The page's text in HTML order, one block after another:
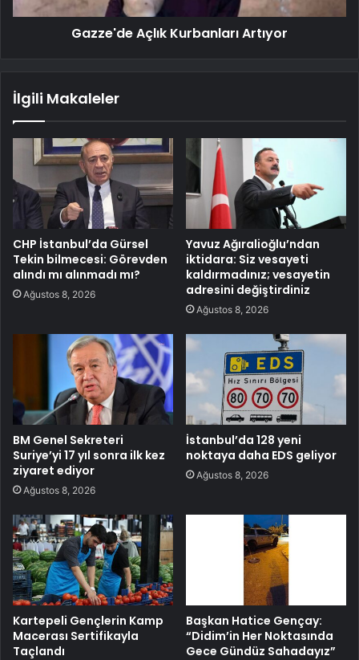
Gazze'de Açlık Kurbanları Artıyor
İlgili Makaleler
CHP İstanbul’da Gürsel
Tekin bilmecesi: Görevden
alındı mı alınmadı mı?
Ağustos 8, 2026
Yavuz Ağıralioğlu’ndan
iktidara: Siz vesayeti
kaldırmadınız; vesayetin
adresini değiştirdiniz
Ağustos 8, 2026
BM Genel Sekreteri
Suriye’yi 17 yıl sonra ilk kez
ziyaret ediyor
Ağustos 8, 2026
İstanbul’da 128 yeni
noktaya daha EDS geliyor
Ağustos 8, 2026
Kartepeli Gençlerin Kamp
Macerası Sertifikayla
Taçlandı
Başkan Hatice Gençay:
“Didim’in Her Noktasında
Gece Gündüz Sahadayız”